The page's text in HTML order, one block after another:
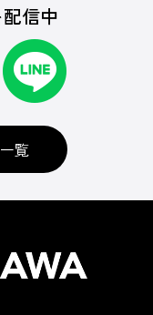
信中
覧